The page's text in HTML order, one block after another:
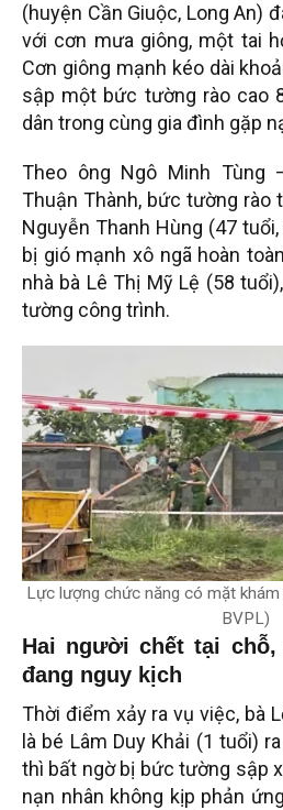
(huyện Cần Giuộc, Long An)
với cơn mưa giông, một tai
Cơn giông mạnh kéo dài
sập một bức tường rào cao
dân trong cùng gia đình gặp
Theo ông Ngô Minh Tùng
Thuận Thành, bức tường rào
Nguyễn Thanh Hùng (47
bị gió mạnh xô ngã hoàn
nhà bà Lê Thị Mỹ Lệ (58
tường công trình.
Lực lượng chức năng có mặt
BVPL)
Hai người chết tại
đang nguy kịch
Thời điểm xảy ra vụ việc, bà
là bé Lâm Duy Khải (1 tuổi)
thì bất ngờ bị bức tường sập
nạn nhân không kịp phản